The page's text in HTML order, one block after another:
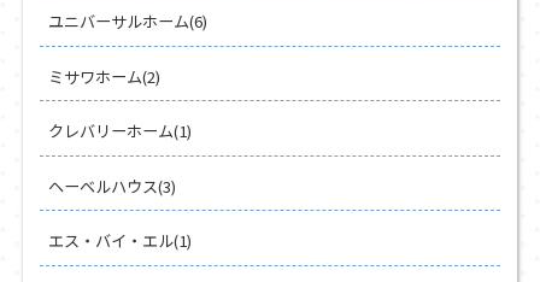
ユニバーサルホーム(6)
ミサワホーム(2)
クレバリーホーム(1)
ヘーベルハウス(3)
エス・バイ・エル(1)